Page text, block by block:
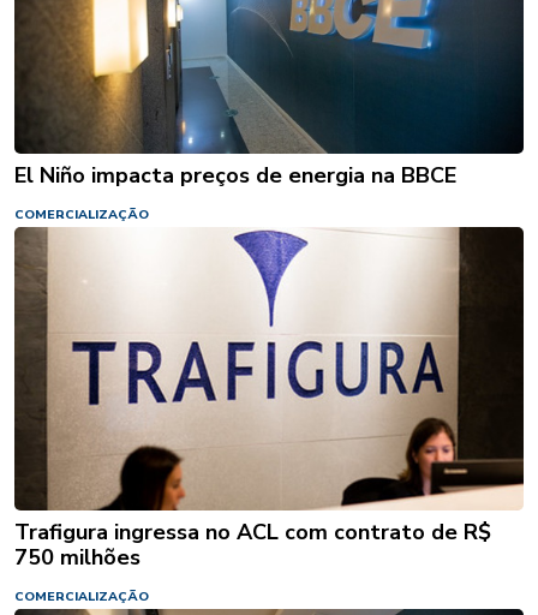
El Niño impacta preços de energia na BBCE
COMERCIALIZAÇÃO
Trafigura ingressa no ACL com contrato de R$
750 milhões
COMERCIALIZAÇÃO